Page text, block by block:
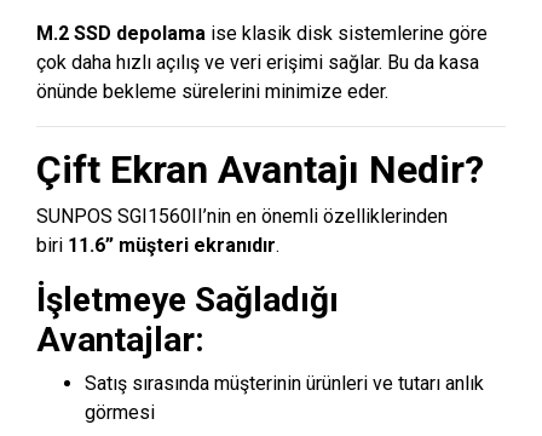
M.2 SSD depolama ise klasik disk sistemlerine göre
çok daha hızlı açılış ve veri erişimi sağlar. Bu da kasa
önünde bekleme sürelerini minimize eder.
Çift Ekran Avantajı Nedir?
SUNPOS SGI1560II’nin en önemli özelliklerinden
biri 11.6” müşteri ekranıdır.
İşletmeye Sağladığı
Avantajlar:
Satış sırasında müşterinin ürünleri ve tutarı anlık
görmesi